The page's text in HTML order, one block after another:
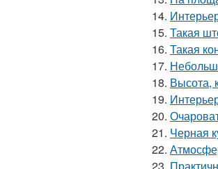
14.
15. Такая
16. Такая
17.
18. Высота,
19.
20.
21. Черная
22.